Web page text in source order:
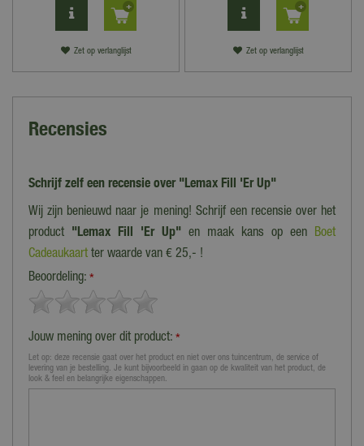
Zet op verlanglijst Zet op verlanglijst
Recensies
Schrijf zelf een recensie over "Lemax Fill 'Er Up"
Wij zijn benieuwd naar je mening! Schrijf een recensie over het
product "Lemax Fill 'Er Up" en maak kans op een Boet
Cadeaukaart ter waarde van € 25,- !
Beoordeling: *
Jouw mening over dit product: *
Let op: deze recensie gaat over het product en niet over ons tuincentrum, de service of
levering van je bestelling. Je kunt bijvoorbeeld in gaan op de kwaliteit van het product, de
look & feel en belangrijke eigenschappen.